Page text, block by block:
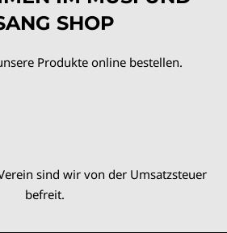
SHOP
Produkte online bestellen.
sind wir von der Umsatzsteuer
befreit.